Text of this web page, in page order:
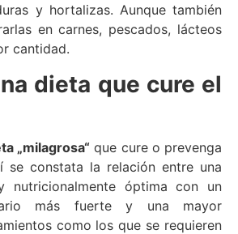
y hortalizas. Aunque también
en carnes, pescados, lácteos
cantidad.
dieta que cure el
„milagrosa“ que cure o prevenga
se constata la relación entre una
nutricionalmente óptima con un
más fuerte y una mayor
como los que se requieren